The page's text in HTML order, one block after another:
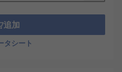
追加
タシート